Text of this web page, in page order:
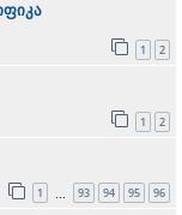
1 2
1 2
1 93 94 95 96